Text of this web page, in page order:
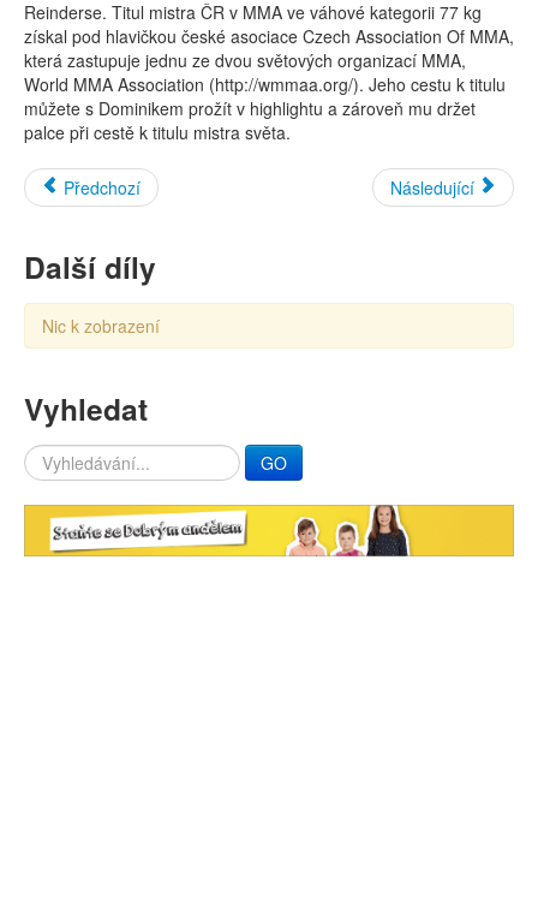
Reinderse. Titul mistra ČR v MMA ve váhové kategorii 77 kg
získal pod hlavičkou české asociace Czech Association Of MMA,
která zastupuje jednu ze dvou světových organizací MMA,
World MMA Association (http://wmmaa.org/). Jeho cestu k titulu
můžete s Dominikem prožít v highlightu a zároveň mu držet
palce při cestě k titulu mistra světa.
Předchozí Následující
Další díly
Nic k zobrazení
Vyhledat
Search GO